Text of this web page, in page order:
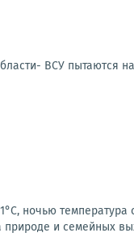
ВСУ пытаются
ночью температура
природе и семейных